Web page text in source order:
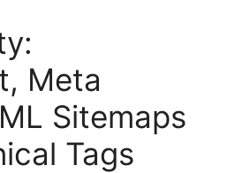
Meta
Sitemaps
Tags